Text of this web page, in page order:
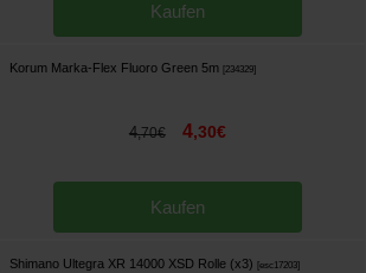
Kaufen
Korum Marka-Flex Fluoro Green 5m 234329]
4,70€ 4,30€
Kaufen
Shimano Ultegra XR 14000 XSD Rolle (x3) [esc17203]